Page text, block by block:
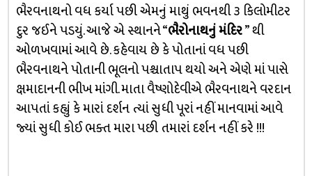
ભૈરવનાથનો વધ કર્યા પછી એમનું માથું ભવનથી ૩ કિલોમીટર
દુર જઈને પડયું. આજે એ સ્થાનને “ભૈરોનાથનું મંદિર” થી
ઓળખવામાં આવે છે. કહેવાય છે કે પોતાનાં વધ પછી
ભૈરવનાથને પોતાની ભૂલનો પશ્ચાતાપ થયો અને એણે માં પાસે
ક્ષમાદાનની ભીખ માંગી. માતા વૈષ્ણોદેવીએ ભૈરવનાથને વરદાન
આપતાં કહ્યું કે મારાં દર્શન ત્યાં સુધી પૂરાં નહીં માનવામાં આવે
જ્યાં સુધી કોઈ ભક્ત મારા પછી તમારાં દર્શન નહીં કરે !!!